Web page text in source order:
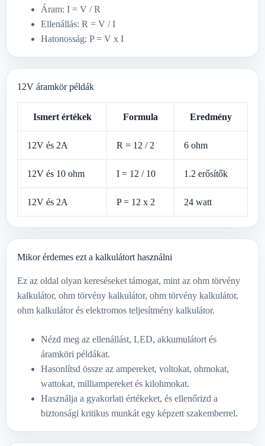
Áram: I = V / R
Ellenállás: R = V / I
Hatonosság: P = V x I
12V áramkör példák
Ismert értékek Formula Eredmény
12V és 2A R = 12 / 2 6 ohm
12V és 10 ohm I = 12 / 10 1.2 erősítők
12V és 2A P = 12 x 2 24 watt
Mikor érdemes ezt a kalkulátort használni
Ez az oldal olyan kereséseket támogat, mint az ohm törvény
kalkulátor, ohm törvény kalkulátor, ohm törvény kalkulátor,
ohm kalkulátor és elektromos teljesítmény kalkulátor.
Nézd meg az ellenállást, LED, akkumulátort és
áramköri példákat.
Hasonlítsd össze az ampereket, voltokat, ohmokat,
wattokat, milliampereket és kilohmokat.
Használja a gyakorlati értékeket, és ellenőrizd a
biztonsági kritikus munkát egy képzett szakemberrel.